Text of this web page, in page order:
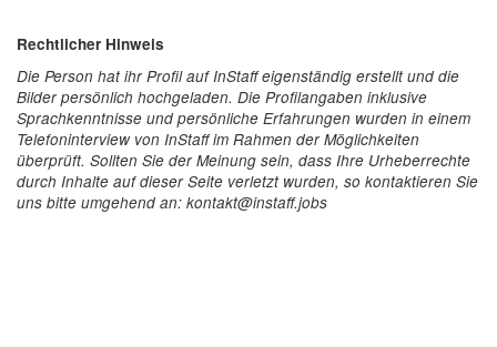
Rechtlicher Hinweis
Die Person hat ihr Profil auf InStaff eigenständig erstellt und die
Bilder persönlich hochgeladen. Die Profilangaben inklusive
Sprachkenntnisse und persönliche Erfahrungen wurden in einem
Telefoninterview von InStaff im Rahmen der Möglichkeiten
überprüft. Sollten Sie der Meinung sein, dass Ihre Urheberrechte
durch Inhalte auf dieser Seite verletzt wurden, so kontaktieren Sie
uns bitte umgehend an: kontakt@instaff.jobs